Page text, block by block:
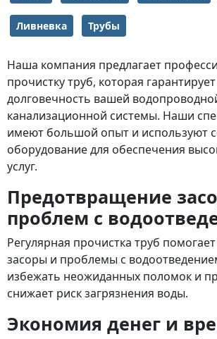
Ливневка Трубы
Наша компания предлагает
прочистку труб, которая
долговечность вашей
канализационной системы. Наши
имеют большой опыт и используют
оборудование для обеспечения
услуг.
Предотвращение
проблем с
Регулярная прочистка труб
засоры и проблемы с
избежать неожиданных поломок и
снижает риск загрязнения воды.
Экономия денег и